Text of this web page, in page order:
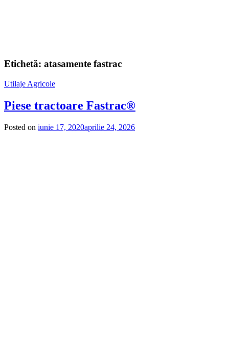
Etichetă: atasamente fastrac
Utilaje Agricole
Piese tractoare Fastrac®
Posted on iunie 17, 2020aprilie 24, 2026